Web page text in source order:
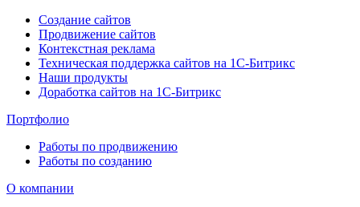
Создание сайтов
Продвижение сайтов
Контекстная реклама
Техническая поддержка сайтов на 1С-Битрикс
Наши продукты
Доработка сайтов на 1С-Битрикс
Портфолио
Работы по продвижению
Работы по созданию
О компании